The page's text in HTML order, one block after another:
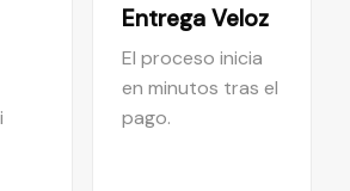
Entrega Veloz
El proceso inicia
en minutos tras el
pago.